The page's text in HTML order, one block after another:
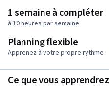
1 semaine à compléter
à 10 heures par semaine
Planning flexible
Apprenez à votre propre rythme
Ce que vous apprendrez